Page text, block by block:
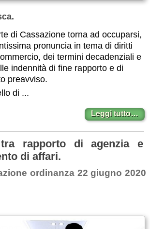
di Cassazione torna ad occuparsi,
pronuncia in tema di diritti
dei termini decadenziali e
indennità di fine rapporto e di
preavviso.
di ...
Leggi tutto…
tra rapporto di agenzia e
di affari.
ordinanza 22 giugno 2020